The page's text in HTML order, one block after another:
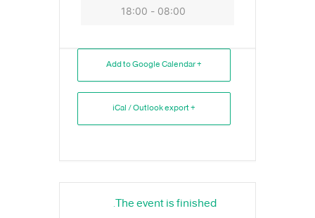
08:00 - 18:00
+ Add to Google Calendar
+ iCal / Outlook export
The event is finished.